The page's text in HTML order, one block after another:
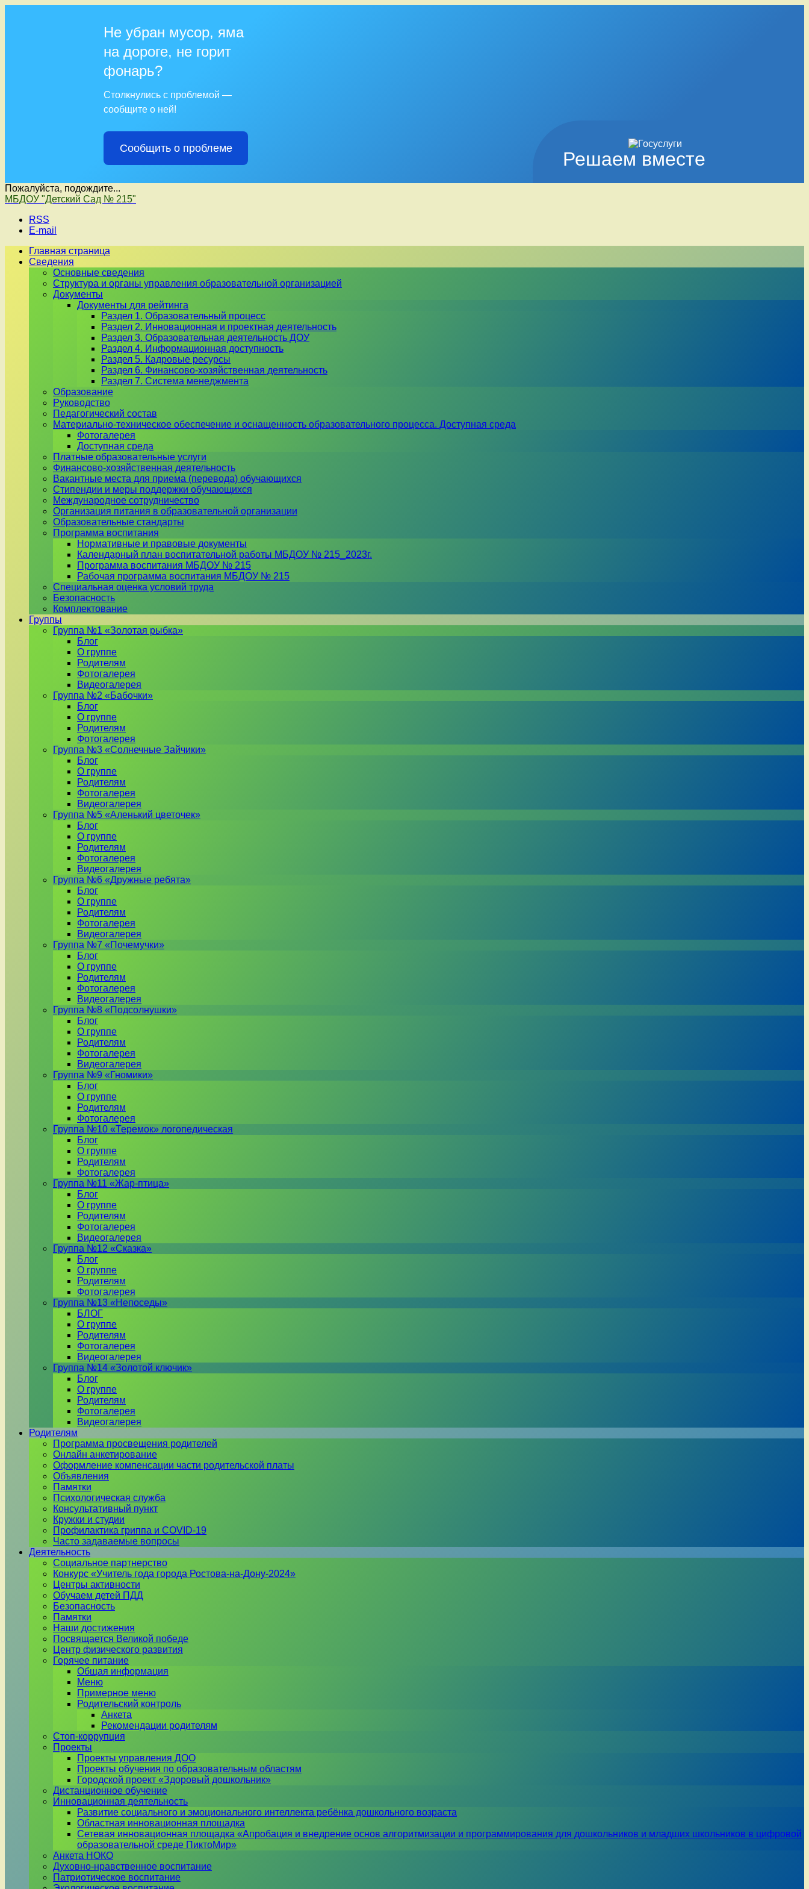
Решаем вместе
Не убран мусор, яма
на дороге, не горит
фонарь?
Столкнулись с проблемой —
сообщите о ней!
Сообщить о проблеме
Пожалуйста, подождите...
Перейти
содержимому
МБДОУ "Детский Сад № 215"
RSS
E-mail
Главная страница
Сведения
Основные сведения
Структура и органы управления образовательной организацией
Документы
Документы для рейтинга
Раздел 1. Образовательный процесс
Раздел 2. Инновационная и проектная деятельность
Раздел 3. Образовательная деятельность ДОУ
Раздел 4. Информационная доступность
Раздел 5. Кадровые ресурсы
Раздел 6. Финансово-хозяйственная деятельность
Раздел 7. Система менеджмента
Образование
Руководство
Педагогический состав
Материально-техническое обеспечение и оснащенность образовательного процесса. Доступная среда
Фотогалерея
Доступная среда
Платные образовательные услуги
Финансово-хозяйственная деятельность
Вакантные места для приема (перевода) обучающихся
Стипендии и меры поддержки обучающихся
Международное сотрудничество
Организация питания в образовательной организации
Образовательные стандарты
Программа воспитания
Нормативные и правовые документы
Календарный план воспитательной работы МБДОУ № 215_2023г.
Программа воспитания МБДОУ № 215
Рабочая программа воспитания МБДОУ № 215
Специальная оценка условий труда
Безопасность
Комплектование
Группы
Группа №1 «Золотая рыбка»
Блог
О группе
Родителям
Фотогалерея
Видеогалерея
Группа №2 «Бабочки»
Блог
О группе
Родителям
Фотогалерея
Группа №3 «Солнечные Зайчики»
Блог
О группе
Родителям
Фотогалерея
Видеогалерея
Группа №5 «Аленький цветочек»
Блог
О группе
Родителям
Фотогалерея
Видеогалерея
Группа №6 «Дружные ребята»
Блог
О группе
Родителям
Фотогалерея
Видеогалерея
Группа №7 «Почемучки»
Блог
О группе
Родителям
Фотогалерея
Видеогалерея
Группа №8 «Подсолнушки»
Блог
О группе
Родителям
Фотогалерея
Видеогалерея
Группа №9 «Гномики»
Блог
О группе
Родителям
Фотогалерея
Группа №10 «Теремок» логопедическая
Блог
О группе
Родителям
Фотогалерея
Группа №11 «Жар-птица»
Блог
О группе
Родителям
Фотогалерея
Видеогалерея
Группа №12 «Сказка»
Блог
О группе
Родителям
Фотогалерея
Группа №13 «Непоседы»
БЛОГ
О группе
Родителям
Фотогалерея
Видеогалерея
Группа №14 «Золотой ключик»
Блог
О группе
Родителям
Фотогалерея
Видеогалерея
Родителям
Программа просвещения родителей
Онлайн анкетирование
Оформление компенсации части родительской платы
Объявления
Памятки
Психологическая служба
Консультативный пункт
Кружки и студии
Профилактика гриппа и COVID-19
Часто задаваемые вопросы
Деятельность
Социальное партнерство
Конкурс «Учитель года города Ростова-на-Дону-2024»
Центры активности
Обучаем детей ПДД
Безопасность
Памятки
Наши достижения
Посвящается Великой победе
Центр физического развития
Горячее питание
Общая информация
Меню
Примерное меню
Родительский контроль
Анкета
Рекомендации родителям
Стоп-коррупция
Проекты
Проекты управления ДОО
Проекты обучения по образовательным областям
Городской проект «Здоровый дошкольник»
Дистанционное обучение
Инновационная деятельность
Развитие социального и эмоционального интеллекта ребёнка дошкольного возраста
Областная инновационная площадка
Сетевая инновационная площадка «Апробация и внедрение основ алгоритмизации и программирования для дошкольников и младших школьников в цифровой
образовательной среде ПиктоМир»
Анкета НОКО
Духовно-нравственное воспитание
Патриотическое воспитание